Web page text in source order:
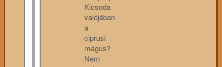
Kicsoda
valójában
a
ciprusi
mágus?
Nem